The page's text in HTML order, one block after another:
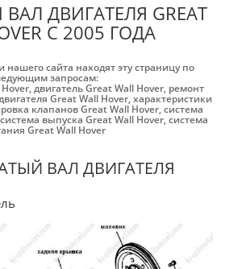
ДВИГАТЕЛЯ GREAT
С 2005 ГОДА
сайта находят эту страницу по
запросам:
,двигатель Great Wall Hover, ремонт
Great Wall Hover,характеристики
клапанов Great Wall Hover,система
система выпуска Great Wall Hover,система
Great Wall Hover
ВАЛ ДВИГАТЕЛЯ